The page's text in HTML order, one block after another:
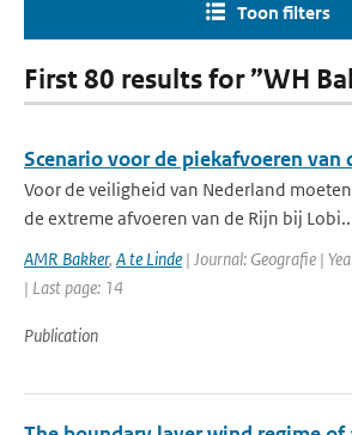
Toon filters
First 80 results for ”WH
Scenario voor de piekafvoeren van
Voor de veiligheid van Nederland
de extreme afvoeren van de Rijn bij
AMR Bakker, A te Linde | Journal: Geografie |
| Last page: 14
Publication